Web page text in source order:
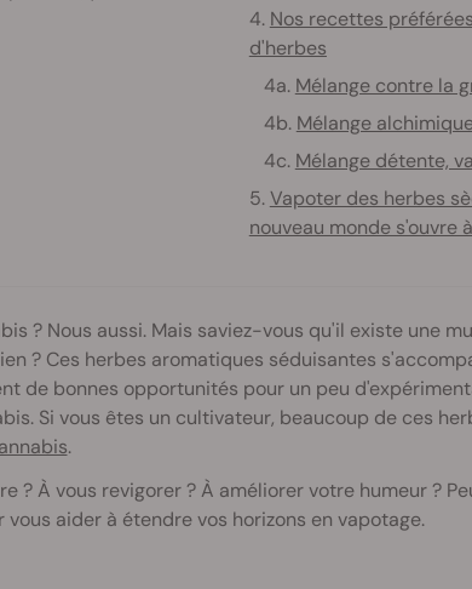
4. Nos recettes
d'herbes
4a. Mélange contre la
4b. Mélange
4c. Mélange détente,
5.Vapoter des herbes
nouveau monde s'ouvre
? Nous aussi. Mais saviez-vous qu'il existe une
? Ces herbes aromatiques séduisantes
de bonnes opportunités pour un peu
Si vous êtes un cultivateur, beaucoup de ces
.
? À vous revigorer ? À améliorer votre humeur ?
aider à étendre vos horizons en vapotage.